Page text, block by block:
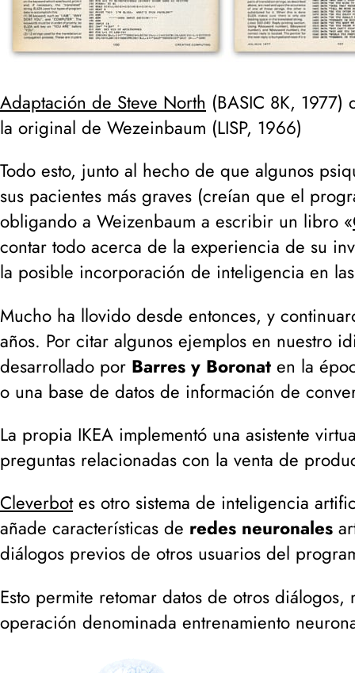
Adaptación de Steve North (BASIC 8K, 1977)
la original de Wezeinbaum (LISP, 1966)
Todo esto, junto al hecho de que algunos
sus pacientes más graves (creían que el
obligando a Weizenbaum a escribir un libro «
contar todo acerca de la experiencia de su
la posible incorporación de inteligencia en
Mucho ha llovido desde entonces, y
años. Por citar algunos ejemplos en nuestro
desarrollado por Barres y Boronat en la
o una base de datos de información de
La propia IKEA implementó una asistente
preguntas relacionadas con la venta de
Cleverbotes otro sistema de inteligencia
añade características de redes neuronales
diálogos previos de otros usuarios del
Esto permite retomar datos de otros
operación denominada entrenamiento